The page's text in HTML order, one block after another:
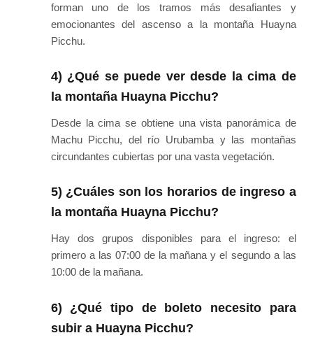
forman uno de los tramos más desafiantes y
emocionantes del ascenso a la montaña Huayna
Picchu.
4) ¿Qué se puede ver desde la cima de
la montaña Huayna Picchu?
Desde la cima se obtiene una vista panorámica de
Machu Picchu, del río Urubamba y las montañas
circundantes cubiertas por una vasta vegetación.
5) ¿Cuáles son los horarios de ingreso a
la montaña Huayna Picchu?
Hay dos grupos disponibles para el ingreso: el
primero a las 07:00 de la mañana y el segundo a las
10:00 de la mañana.
6) ¿Qué tipo de boleto necesito para
subir a Huayna Picchu?